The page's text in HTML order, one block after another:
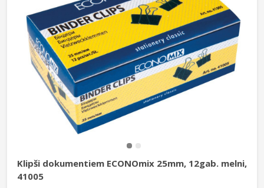
Klipši dokumentiem ECONOmix 25mm, 12gab. melni,
41005